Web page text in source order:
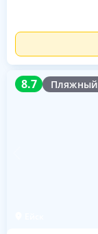
8.7 Пляжный
8.7